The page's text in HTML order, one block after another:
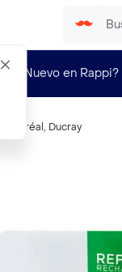
¿Nuevo en Rappi?
L'Oréal , Ducray